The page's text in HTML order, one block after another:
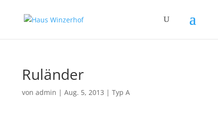
Ruländer
von admin | Aug. 5, 2013 | Typ A